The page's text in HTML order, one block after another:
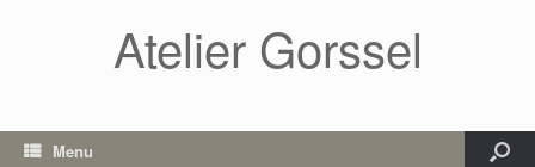
Atelier Gorssel
Menu